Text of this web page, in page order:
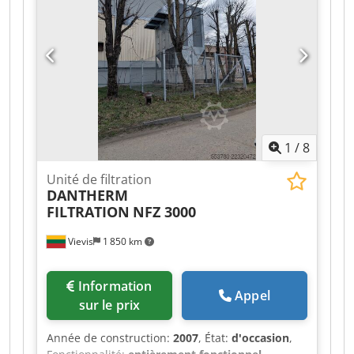
1 /8
Vievis 1 850 km
Unité de filtration
DANTHERM
FILTRATION NFZ 3000
sur le prix
Appel
Année de construction: 2007, État: d'occasion,